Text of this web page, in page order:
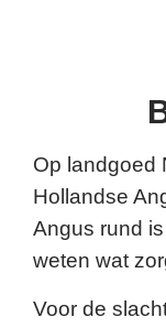
Op landgoed
Hollandse
Angus rund
weten wat
Voor de